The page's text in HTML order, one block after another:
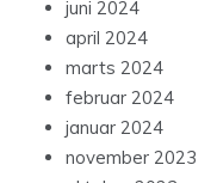
juni 2024
april 2024
marts 2024
februar 2024
januar 2024
november 2023